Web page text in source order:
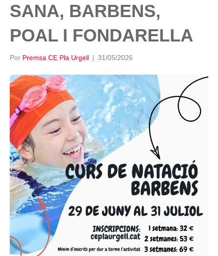
SANA, BARBENS,
POAL I FONDARELLA
Por Premsa CE Pla Urgell | 31/05/2026